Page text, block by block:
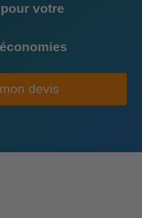
votre
devis